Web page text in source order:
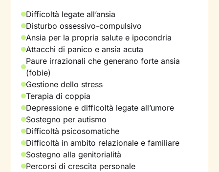
Difficoltà legate all’ansia
Disturbo ossessivo-compulsivo
Ansia per la propria salute e ipocondria
Attacchi di panico e ansia acuta
Paure irrazionali che generano forte ansia
(fobie)
Gestione dello stress
Terapia di coppia
Depressione e difficoltà legate all’umore
Sostegno per autismo
Difficoltà psicosomatiche
Difficoltà in ambito relazionale e familiare
Sostegno alla genitorialità
Percorsi di crescita personale